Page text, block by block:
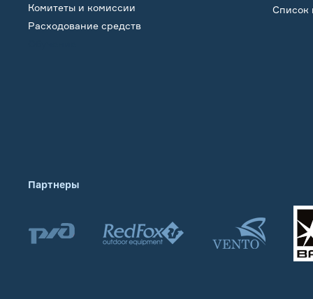
Комитеты и комиссии
Расходование средств
Список
Партнеры